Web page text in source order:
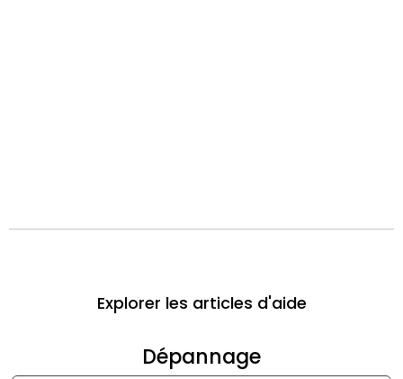
Explorer les articles d'aide
Dépannage